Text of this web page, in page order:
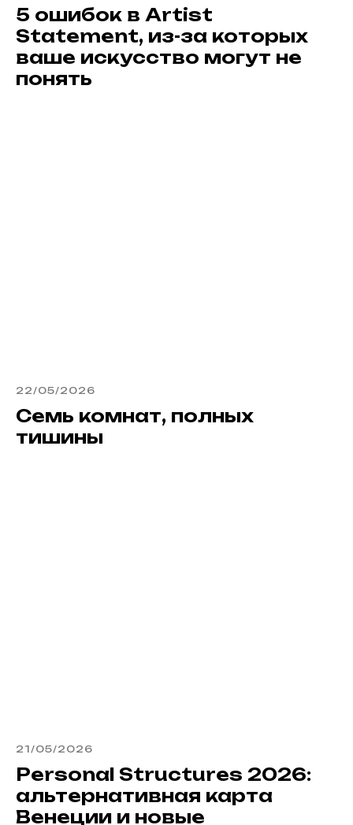
5 ошибок в Artist
Statement, из-за которых
ваше искусство могут не
понять
22/05/2026
Семь комнат, полных
тишины
21/05/2026
Personal Structures 2026:
альтернативная карта
Венеции и новые